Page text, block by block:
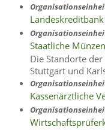
Staatliche
Die Standorte
Stuttgart und
Kassenärztliche